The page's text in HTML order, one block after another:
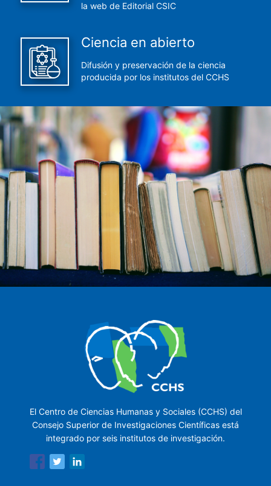
la web de Editorial CSIC
Ciencia en abierto
Difusión y preservación de la ciencia
producida por los institutos del CCHS
El Centro de Ciencias Humanas y Sociales (CCHS) del
Consejo Superior de Investigaciones Científicas está
integrado por seis institutos de investigación.